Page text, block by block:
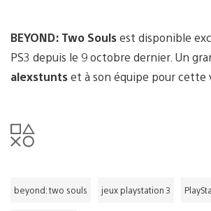
BEYOND: Two Soulsest disponible
PS3 depuis le 9 octobre dernier. Un
alexstuntset à son équipe pour cette
beyond: two souls jeux playstation 3